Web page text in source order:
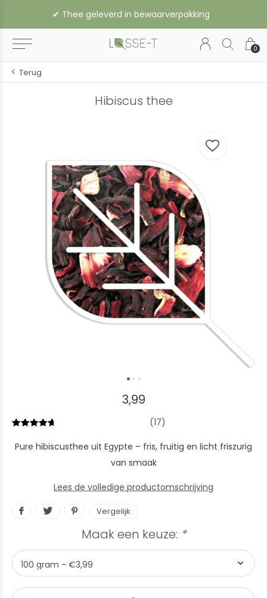
0
✔︎ Thee geleverd in bewaarverpakking
Terug
Hibiscus thee
3,99
(17)
Pure hibiscusthee uit Egypte – fris, fruitig en licht friszurig
van smaak
Lees de volledige productomschrijving
Vergelijk
Maak een keuze: *